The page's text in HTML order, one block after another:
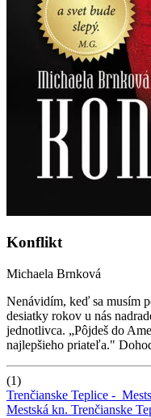
Konflikt
Michaela Brnková
Nenávidím, keď sa musím
desiatky rokov u nás
jednotlivca. „Pôjdeš do
najlepšieho priateľa."
(1)
Trenčianske Teplice -
Mestská kn. Trenčianske